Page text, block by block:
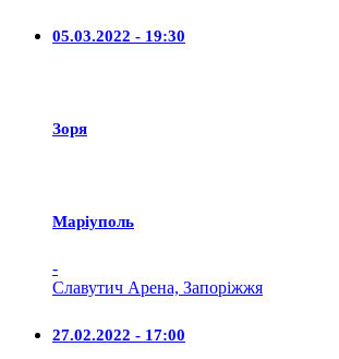
05.03.2022 - 19:30
Зоря
Маріуполь
-
Славутич Арена, Запоріжжя
27.02.2022 - 17:00